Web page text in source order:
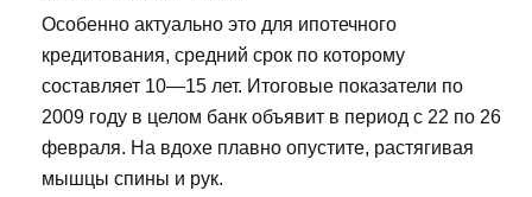
Особенно актуально это для ипотечного
кредитования, средний срок по которому
составляет 10—15 лет. Итоговые показатели по
2009 году в целом банк объявит в период с 22 по 26
февраля. На вдохе плавно опустите, растягивая
мышцы спины и рук.